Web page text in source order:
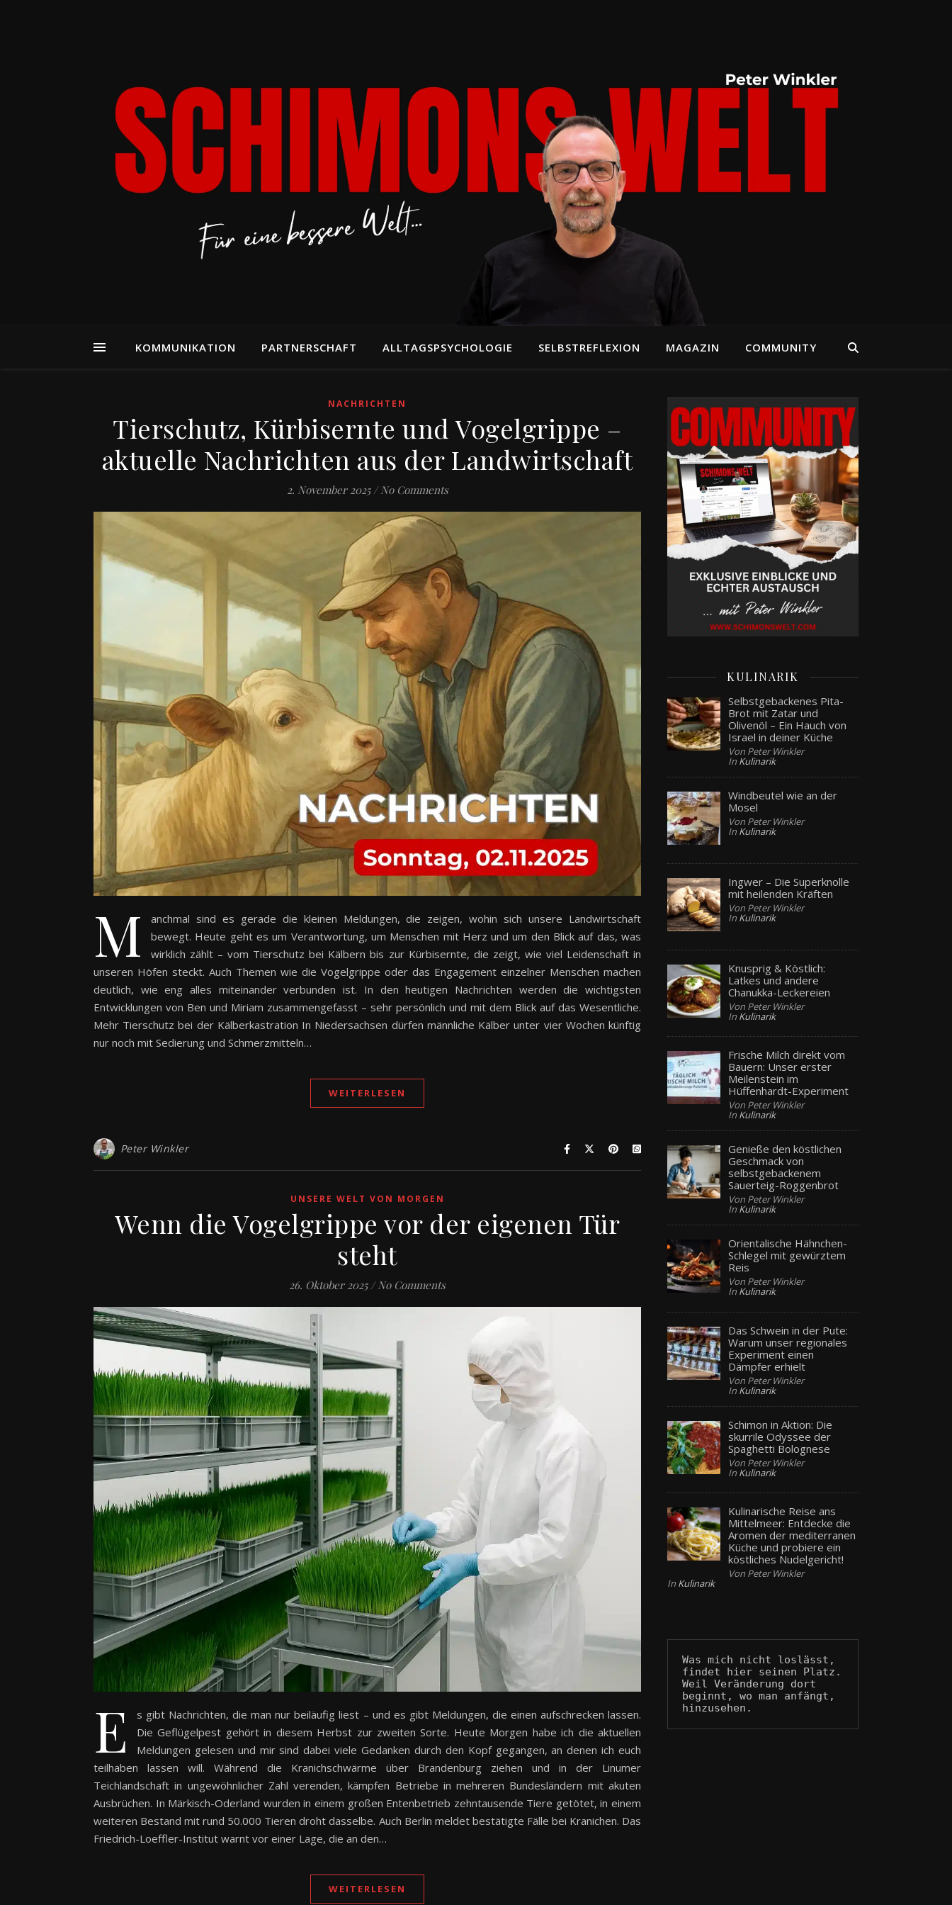
KOMMUNIKATION PARTNERSCHAFT ALLTAGSPSYCHOLOGIE SELBSTREFLEXION MAGAZIN COMMUNITY
NACHRICHTEN
Tierschutz, Kürbisernte und Vogelgrippe –
aktuelle Nachrichten aus der Landwirtschaft
2. November 2025 / No Comments
M
anchmal sind es gerade die kleinen Meldungen, die zeigen, wohin sich unsere Landwirtschaft
bewegt. Heute geht es um Verantwortung, um Menschen mit Herz und um den Blick auf das, was
wirklich zählt – vom Tierschutz bei Kälbern bis zur Kürbisernte, die zeigt, wie viel Leidenschaft in
unseren Höfen steckt. Auch Themen wie die Vogelgrippe oder das Engagement einzelner Menschen machen
deutlich, wie eng alles miteinander verbunden ist. In den heutigen Nachrichten werden die wichtigsten
Entwicklungen von Ben und Miriam zusammengefasst – sehr persönlich und mit dem Blick auf das Wesentliche.
Mehr Tierschutz bei der Kälberkastration In Niedersachsen dürfen männliche Kälber unter vier Wochen künftig
nur noch mit Sedierung und Schmerzmitteln…
WEITERLESEN
Peter Winkler
UNSERE WELT VON MORGEN
Wenn die Vogelgrippe vor der eigenen Tür
steht
26. Oktober 2025 / No Comments
E
s gibt Nachrichten, die man nur beiläufig liest – und es gibt Meldungen, die einen aufschrecken lassen.
Die Geflügelpest gehört in diesem Herbst zur zweiten Sorte. Heute Morgen habe ich die aktuellen
Meldungen gelesen und mir sind dabei viele Gedanken durch den Kopf gegangen, an denen ich euch
teilhaben lassen will. Während die Kranichschwärme über Brandenburg ziehen und in der Linumer
Teichlandschaft in ungewöhnlicher Zahl verenden, kämpfen Betriebe in mehreren Bundesländern mit akuten
Ausbrüchen. In Märkisch-Oderland wurden in einem großen Entenbetrieb zehntausende Tiere getötet, in einem
weiteren Bestand mit rund 50.000 Tieren droht dasselbe. Auch Berlin meldet bestätigte Fälle bei Kranichen. Das
Friedrich-Loeffler-Institut warnt vor einer Lage, die an den…
WEITERLESEN
KULINARIK
Selbstgebackenes Pita-
Brot mit Zatar und
Olivenöl – Ein Hauch von
Israel in deiner Küche
Von Peter Winkler
In Kulinarik
Windbeutel wie an der
Mosel
Von Peter Winkler
In Kulinarik
Ingwer – Die Superknolle
mit heilenden Kräften
Von Peter Winkler
In Kulinarik
Knusprig & Köstlich:
Latkes und andere
Chanukka-Leckereien
Von Peter Winkler
In Kulinarik
Frische Milch direkt vom
Bauern: Unser erster
Meilenstein im
Hüffenhardt-Experiment
Von Peter Winkler
In Kulinarik
Genieße den köstlichen
Geschmack von
selbstgebackenem
Sauerteig-Roggenbrot
Von Peter Winkler
In Kulinarik
Orientalische Hähnchen-
Schlegel mit gewürztem
Reis
Von Peter Winkler
In Kulinarik
Das Schwein in der Pute:
Warum unser regionales
Experiment einen
Dämpfer erhielt
Von Peter Winkler
In Kulinarik
Schimon in Aktion: Die
skurrile Odyssee der
Spaghetti Bolognese
Von Peter Winkler
In Kulinarik
Kulinarische Reise ans
Mittelmeer: Entdecke die
Aromen der mediterranen
Küche und probiere ein
köstliches Nudelgericht!
Von Peter Winkler
In Kulinarik
Was mich nicht loslässt,
findet hier seinen Platz.
Weil Veränderung dort
beginnt, wo man anfängt,
hinzusehen.